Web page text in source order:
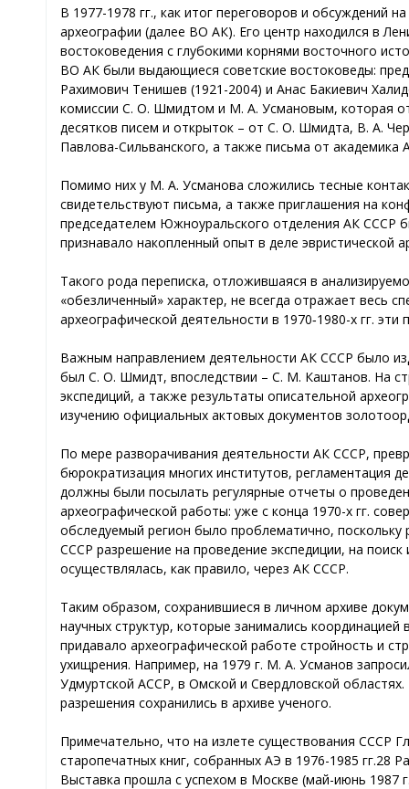
В 1977-1978 гг., как итог переговоров и обсуждений
археографии (далее ВО АК). Его центр находился в
востоковедения с глубокими корнями восточного
ВО АК были выдающиеся советские востоковеды:
Рахимович Тенишев (1921-2004) и Анас Бакиевич
комиссии С. О. Шмидтом и М. А. Усмановым, которая
десятков писем и открыток – от С. О. Шмидта, В. А.
Павлова-Сильванского, а также письма от
Помимо них у М. А. Усманова сложились тесные
свидетельствуют письма, а также приглашения на
председателем Южноуральского отделения АК СССР
признавало накопленный опыт в деле эвристической
Такого рода переписка, отложившаяся в
«обезличенный» характер, не всегда отражает весь
археографической деятельности в 1970‑1980-х гг.
Важным направлением деятельности АК СССР было
был С. О. Шмидт, впоследствии – С. М. Каштанов. На
экспедиций, а также результаты описательной
изучению официальных актовых документов
По мере разворачивания деятельности АК СССР,
бюрократизация многих институтов, регламентация
должны были посылать регулярные отчеты о
археографической работы: уже с конца 1970-х гг.
обследуемый регион было проблематично, поскольку
СССР разрешение на проведение экспедиции, на
осуществлялась, как правило, через АК СССР.
Таким образом, сохранившиеся в личном архиве
научных структур, которые занимались
придавало археографической работе стройность и
ухищрения. Например, на 1979 г. М. А. Усманов
Удмуртской АССР, в Омской и Свердловской
разрешения сохранились в архиве ученого.
Примечательно, что на излете существования СССР
старопечатных книг, собранных АЭ в 1976-1985 гг.28
Выставка прошла с успехом в Москве (май-июнь 1987